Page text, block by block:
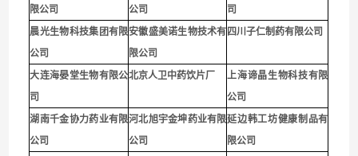
限公司
公司
司
晨光生物科技集团有限
公司
安徽盛美诺生物技术有
限公司
四川子仁制药有限公司
大连海晏堂生物有限公
司
北京人卫中药饮片厂
上海谛晶生物科技有限
公司
湖南千金协力药业有限
公司
河北旭宇金坤药业有限
公司
延边韩工坊健康制品有
限公司